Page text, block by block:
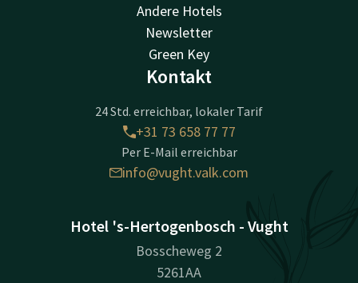
Andere Hotels
Newsletter
Green Key
Kontakt
24 Std. erreichbar, lokaler Tarif
+31 73 658 77 77
Per E-Mail erreichbar
info@vught.valk.com
Hotel 's-Hertogenbosch - Vught
Bosscheweg 2
5261AA